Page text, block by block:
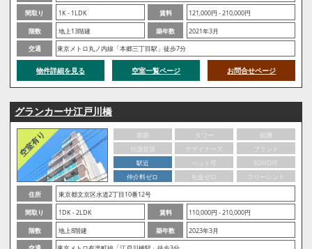
間取り
1K - 1LDK 賃料
121,000円 - 210,000円
階数
地上13階建 築年数
2021年3月
交通
東京メトロ丸ノ内線「本郷三丁目駅」徒歩7分
物件詳細を見る 空室一覧ページ お問合せページ
グランカーサ江戸川橋
新築 タワー
低層
分譲賃貸
デザイナーズ
ブランド
駅近
ペット可
SOHO可
仲介料ゼロ
礼金ゼロ
フリーレント
住所
東京都文京区水道2丁目10番12号
間取り
1DK - 2LDK 賃料
110,000円 - 210,000円
階数
地上8階建 築年数
2023年3月